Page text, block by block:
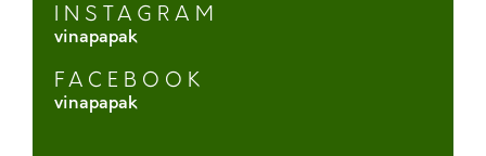
INSTAGRAM
vinapapak
FACEBOOK
vinapapak